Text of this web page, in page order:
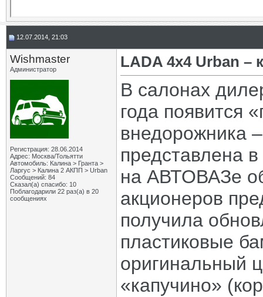
12.07.2014, 21:03
Wishmaster
Администратор
Регистрация: 28.06.2014
Адрес: Москва/Тольятти
Автомобиль: Калина > Гранта >
Ларгус > Калина 2 АКПП > Urban
Сообщений: 84
Сказал(а) спасибо: 10
Поблагодарили 22 раз(а) в 20
сообщениях
LADA 4x4 Urban –
В салонах
года появится
внедорожника
представлена
на АВТОВАЗе
акционеров
получила
пластиковые
оригинальный
«капучино»